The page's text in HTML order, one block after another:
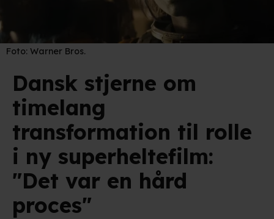
Foto: Warner Bros.
Dansk stjerne om
timelang
transformation til rolle
i ny superheltefilm:
"Det var en hård
proces"